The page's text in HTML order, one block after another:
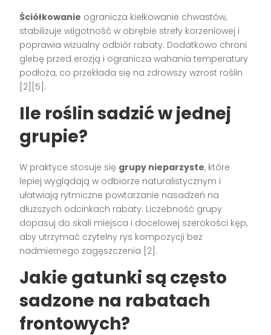
Ściółkowanie ogranicza kiełkowanie chwastów,
stabilizuje wilgotność w obrębie strefy korzeniowej i
poprawia wizualny odbiór rabaty. Dodatkowo chroni
glebę przed erozją i ogranicza wahania temperatury
podłoża, co przekłada się na zdrowszy wzrost roślin
[2][5].
Ile roślin sadzić w jednej
grupie?
W praktyce stosuje się grupy nieparzyste, które
lepiej wyglądają w odbiorze naturalistycznym i
ułatwiają rytmiczne powtarzanie nasadzeń na
dłuższych odcinkach rabaty. Liczebność grupy
dopasuj do skali miejsca i docelowej szerokości kęp,
aby utrzymać czytelny rys kompozycji bez
nadmiernego zagęszczenia [2].
Jakie gatunki są często
sadzone na rabatach
frontowych?